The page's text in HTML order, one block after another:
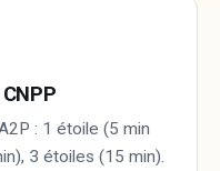
: 1 étoile (5 min
3 étoiles (15 min).